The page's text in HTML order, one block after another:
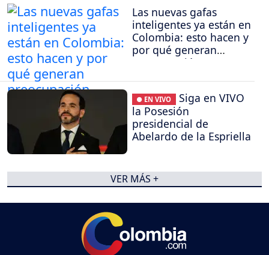
Las nuevas gafas
inteligentes ya están en
Colombia: esto hacen y
por qué generan
preocupación
● EN VIVO
Siga en VIVO
la Posesión
presidencial de
Abelardo de la Espriella
VER MÁS +